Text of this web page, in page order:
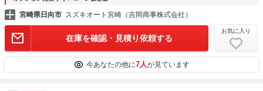
宮崎県日向市 スズキオート宮崎（吉岡商事株式会社）
在庫を確認・見積り依頼する
お気に入り
今あなたの他に7人が見ています